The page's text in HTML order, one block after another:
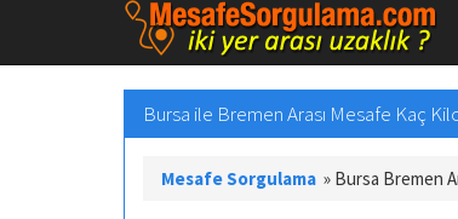
Bursa ile Bremen Arası Mesafe Kaç
Mesafe Sorgulama » Bursa Bremen